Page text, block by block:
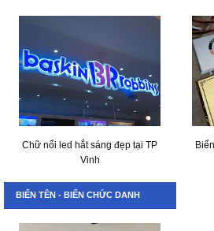
Chữ nổi led hắt sáng đẹp tại TP
Vinh
BIỂN TÊN - BIỂN CHỨC DANH